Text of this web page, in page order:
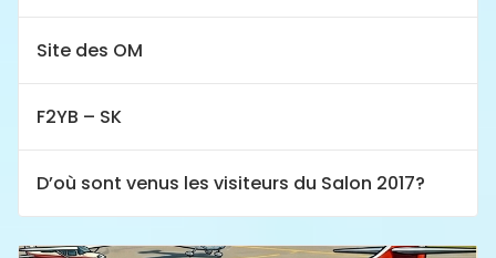
Site des OM
F2YB – SK
D’où sont venus les visiteurs du Salon 2017?